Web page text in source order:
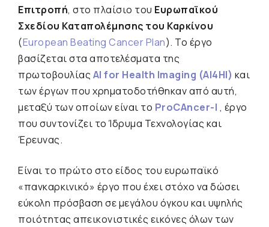
Επιτροπή, στο πλαίσιο του Ευρωπαϊκού
Σχεδίου Καταπολέμησης του Καρκίνου
(European Beating Cancer Plan). Το έργο
βασίζεται στα αποτελέσματα της
πρωτοβουλίας AI for Health Imaging (AI4HI) και
των έργων που χρηματοδοτήθηκαν από αυτή,
μεταξύ των οποίων είναι το ProCΑncer-I , έργο
που συντονίζει το Ίδρυμα Τεχνολογίας και
Έρευνας.
Είναι το πρώτο στο είδος του ευρωπαϊκό
«πανκαρκινικό» έργο που έχει στόχο να δώσει
εύκολη πρόσβαση σε μεγάλου όγκου και υψηλής
ποιότητας απεικονιστικές εικόνες όλων των